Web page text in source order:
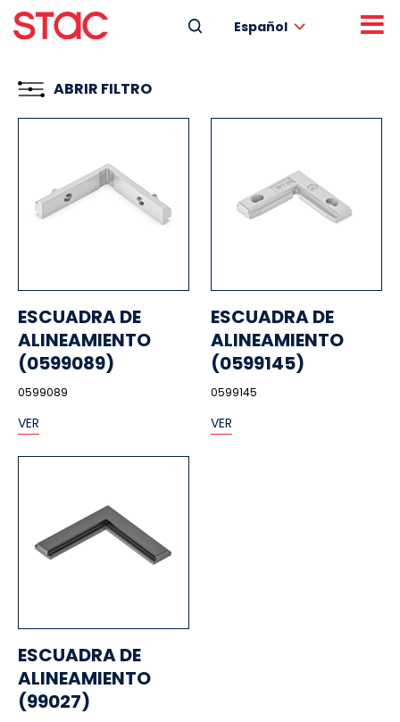
Español
ABRIR FILTRO
ESCUADRA DE
ALINEAMIENTO
(0599089)
0599089
VER
ESCUADRA DE
ALINEAMIENTO
(0599145)
0599145
VER
ESCUADRA DE
ALINEAMIENTO
(99027)